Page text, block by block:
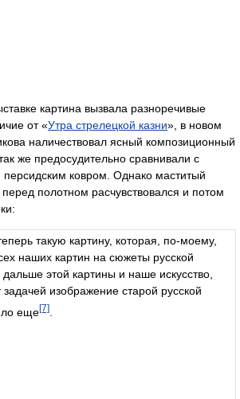
картина вызвала разноречивые
от «Утра стрелецкой казни», в новом
наличествовал ясный композиционный
же предосудительно сравнивали с
персидским ковром. Однако маститый
перед полотном расчувствовался и потом
такую картину, которая, по-моему,
наших картин на сюжеты русской
этой картины и наше искусство,
задачей изображение старой русской
еще[7]